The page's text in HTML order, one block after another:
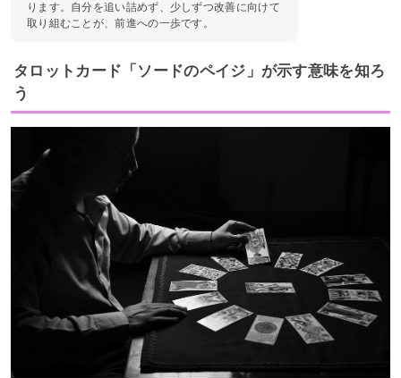
ります。自分を追い詰めず、少しずつ改善に向けて
取り組むことが、前進への一歩です。
タロットカード「ソードのペイジ」が示す意味を知ろ
う